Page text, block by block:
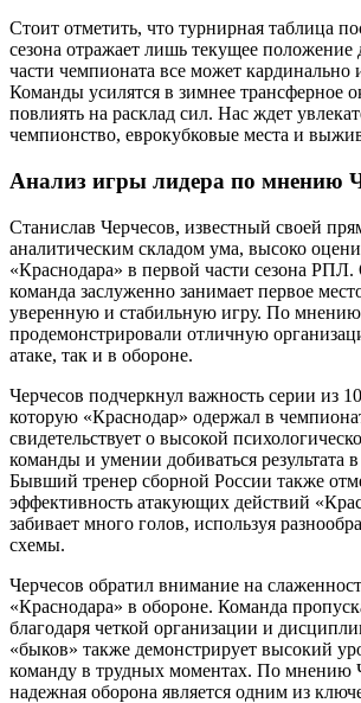
Стоит отметить, что турнирная таблица
сезона отражает лишь текущее положение
части чемпионата все может кардинально
Команды усилятся в зимнее трансферное
повлиять на расклад сил. Нас ждет
чемпионство, еврокубковые места и
Анализ игры лидера по мнению
Станислав Черчесов, известный своей
аналитическим складом ума, высоко
«Краснодара» в первой части сезона
команда заслуженно занимает первое
уверенную и стабильную игру. По
продемонстрировали отличную
атаке, так и в обороне.
Черчесов подчеркнул важность серии из
которую «Краснодар» одержал в
свидетельствует о высокой
команды и умении добиваться результата
Бывший тренер сборной России также
эффективность атакующих действий
забивает много голов, используя
схемы.
Черчесов обратил внимание на
«Краснодара» в обороне. Команда
благодаря четкой организации и
«быков» также демонстрирует высокий
команду в трудных моментах. По мнению
надежная оборона является одним из